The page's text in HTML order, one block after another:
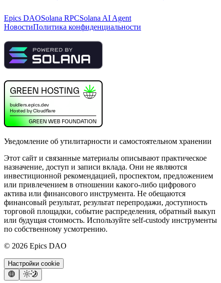
Epics DAOSolana RPCSolana AI Agent
НовостиПолитика конфиденциальности
Уведомление об утилитарности и самостоятельном хранении
Этот сайт и связанные материалы описывают практическое
назначение, доступ и записи вклада. Они не являются
инвестиционной рекомендацией, проспектом, предложением
или привлечением в отношении какого-либо цифрового
актива или финансового инструмента. Не обещаются
финансовый результат, результат перепродажи, доступность
торговой площадки, событие распределения, обратный выкуп
или будущая стоимость. Используйте self-custody инструменты
по собственному усмотрению.
© 2026 Epics DAO
Настройки cookie